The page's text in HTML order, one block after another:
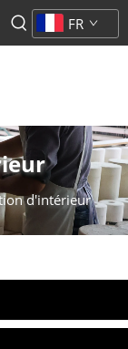
FR
d'intérieur